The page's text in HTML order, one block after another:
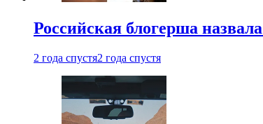
Российская блогерша
2 года спустя2 года спустя